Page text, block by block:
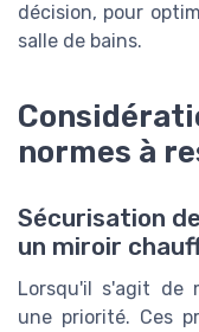
décision, pour
salle de bains.
normes à
Sécurisation
un miroir
Lorsqu'il s'agit de
une priorité. Ces